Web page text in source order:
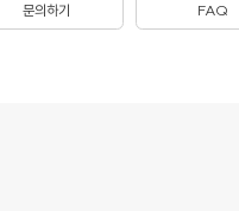
문의하기 FAQ